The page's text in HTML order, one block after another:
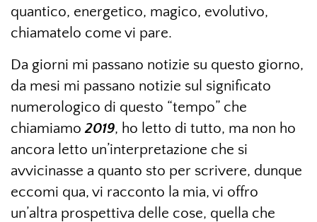
quantico, energetico, magico, evolutivo,
chiamatelo come vi pare.
Da giorni mi passano notizie su questo giorno,
da mesi mi passano notizie sul significato
numerologico di questo “tempo” che
chiamiamo2019, ho letto di tutto, ma non ho
ancora letto un’interpretazione che si
avvicinasse a quanto sto per scrivere, dunque
eccomi qua, vi racconto la mia, vi offro
un’altra prospettiva delle cose, quella che